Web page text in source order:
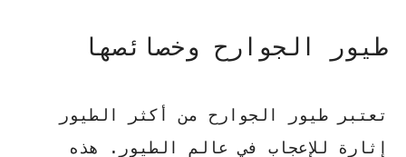
طيور الجوارح وخصائصها
تعتبر طيور الجوارح من أكثر الطيور
إثارة للإعجاب في عالم الطيور. هذه